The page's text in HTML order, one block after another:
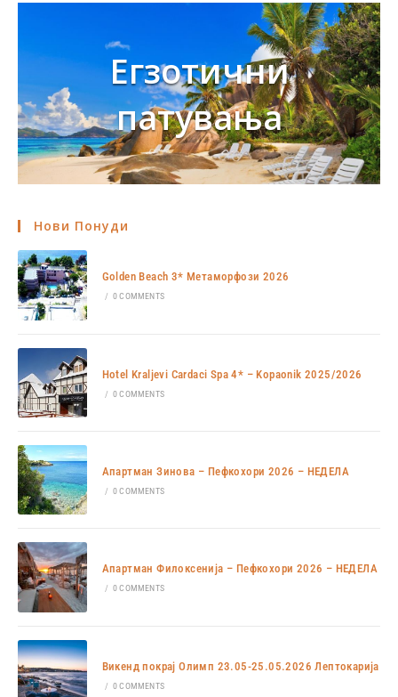
Егзотични
патувања
Нови Понуди
Golden Beach 3* Метаморфози 2026
/ 0 COMMENTS
Hotel Kraljevi Cardaci Spa 4* – Kopaonik 2025/2026
/ 0 COMMENTS
Апартман Зинова – Пефкохори 2026 – НЕДЕЛА
/ 0 COMMENTS
Апартман Филоксенија – Пефкохори 2026 – НЕДЕЛА
/ 0 COMMENTS
Викенд покрај Олимп 23.05-25.05.2026 Лептокарија
/ 0 COMMENTS